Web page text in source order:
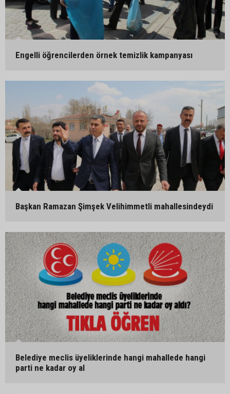
Engelli öğrencilerden örnek temizlik kampanyası
Başkan Ramazan Şimşek Velihimmetli mahallesindeydi
Belediye meclis üyeliklerinde hangi mahallede hangi
parti ne kadar oy al